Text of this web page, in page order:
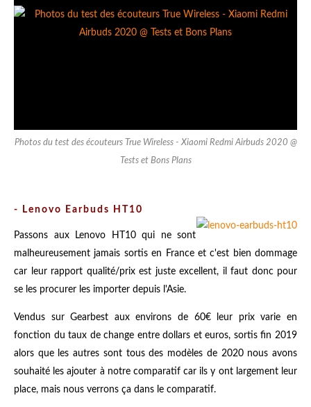
Photos du test des écouteurs True Wireless - Xiaomi Redmi Airbuds 2020 @
Tests et Bons Plans
- Lenovo Earbuds HT10
Passons aux Lenovo HT10 qui ne sont
malheureusement jamais sortis en France et c'est bien dommage
car leur rapport qualité/prix est juste excellent, il faut donc pour
se les procurer les importer depuis l'Asie.
Vendus sur Gearbest aux environs de 60€ leur prix varie en
fonction du taux de change entre dollars et euros, sortis fin 2019
alors que les autres sont tous des modèles de 2020 nous avons
souhaité les ajouter à notre comparatif car ils y ont largement leur
place, mais nous verrons ça dans le comparatif.